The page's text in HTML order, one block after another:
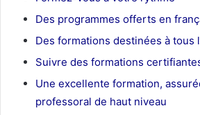
Des programmes offerts en
Des formations destinées à tous
Suivre des formations
Une excellente formation,
professoral de haut niveau